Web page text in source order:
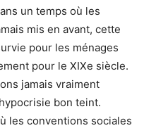
un temps où les
mis en avant, cette
pour les ménages
pour le XIXe siècle.
jamais vraiment
bon teint.
les conventions sociales